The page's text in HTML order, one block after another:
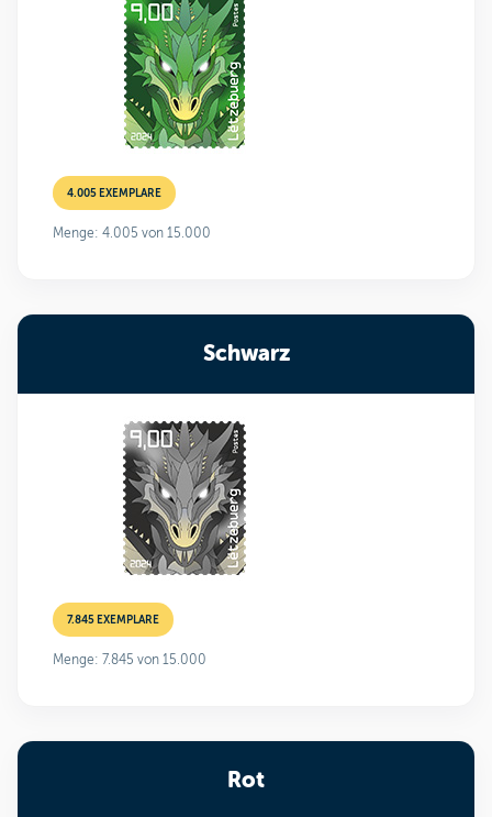
4.005 EXEMPLARE
Menge: 4.005 von 15.000
Schwarz
7.845 EXEMPLARE
Menge: 7.845 von 15.000
Rot